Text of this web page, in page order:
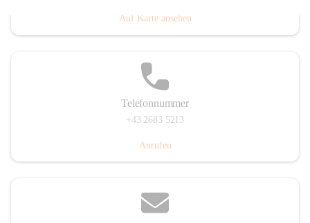
Auf Karte ansehen
Telefonnummer
+43 2683 5213
Anrufen